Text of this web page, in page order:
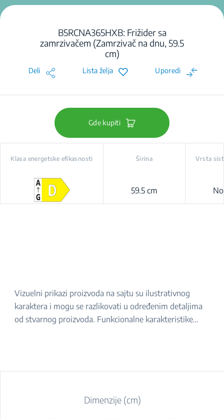
B5RCNA365HXB: Frižider sa
zamrzivačem (Zamrzivač na dnu, 59.5
cm)
Deli Lista želja Uporedi
Gde kupiti
Klasa energetske efikasnosti Širina
59.5 cm
Vrsta
Vizuelni prikazi proizvoda na sajtu su ilustrativnog
karaktera i mogu se razlikovati u određenim detaljima
od stvarnog proizvoda. Funkcionalne karakteristike
Dimenzije (cm)